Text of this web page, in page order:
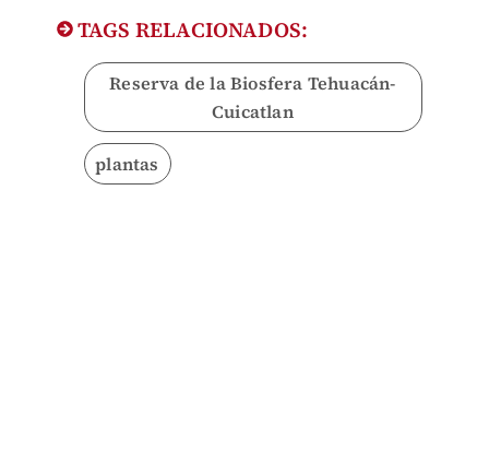
TAGS RELACIONADOS:
Reserva de la Biosfera Tehuacán-
Cuicatlan
plantas